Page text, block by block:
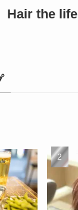
Hair the life